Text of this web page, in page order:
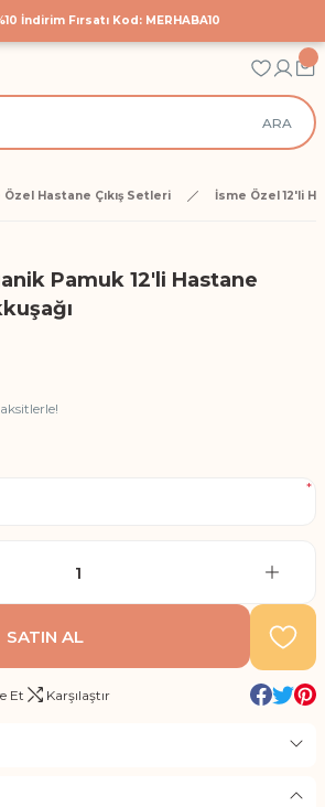
İndirim Fırsatı Kod: MERHABA10
Geri Dön
Geri Dön
Geri Dön
ARA
Özel Hastane Çıkış Setleri İsme Özel 12'li
Pamuk 12'li Hastane
*
SATIN AL
Et Karşılaştır